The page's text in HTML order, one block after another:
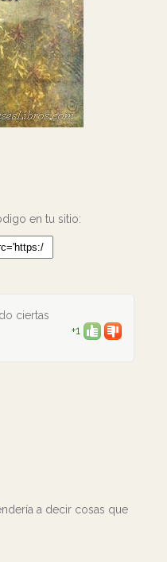
en tu sitio:
ciertas
+1
a decir cosas que